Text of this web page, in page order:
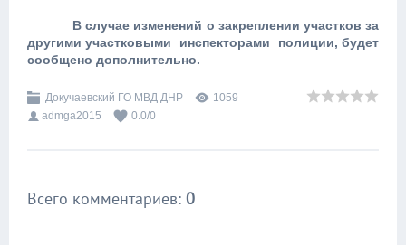
В случае изменений о закреплении участков за
другими участковыми инспекторами полиции, будет
сообщено дополнительно.
Докучаевский ГО МВД ДНР
1059
admga2015
0.0/0
Всего комментариев: 0